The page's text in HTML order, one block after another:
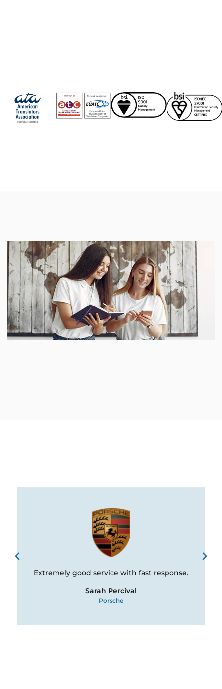
Extremely good service with fast response.
Sarah Percival
Porsche